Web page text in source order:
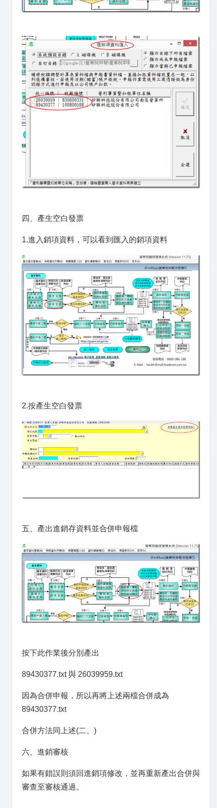
四、產生空白發票
1.進入銷項資料，可以看到匯入的銷項資料
2.按產生空白發票
五、產出進銷存資料並合併申報檔
按下此作業後分別產出
89430377.txt 與 26039959.txt
因為合併申報，所以再將上述兩檔合併成為
89430377.txt
合併方法同上述(二、)
六、進銷審核
如果有錯誤則須回進銷項修改，並再重新產出合併與
審查至審核通過。